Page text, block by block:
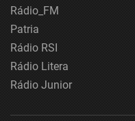
Rádio_FM
Patria
Rádio RSI
Rádio Litera
Rádio Junior